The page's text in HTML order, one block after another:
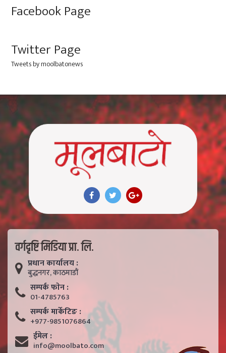
Facebook Page
Twitter Page
Tweets by moolbatonews
वर्गदृष्टि मिडिया प्रा. लि.
प्रधान कार्यालय :
बुद्धनगर, काठमाडाैं
सम्पर्क फाेन :
01-4785763
सम्पर्क मार्केटिङ :
+977-9851076864
ईमेल :
info@moolbato.com